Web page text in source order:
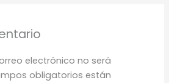
electrónico no será
obligatorios están